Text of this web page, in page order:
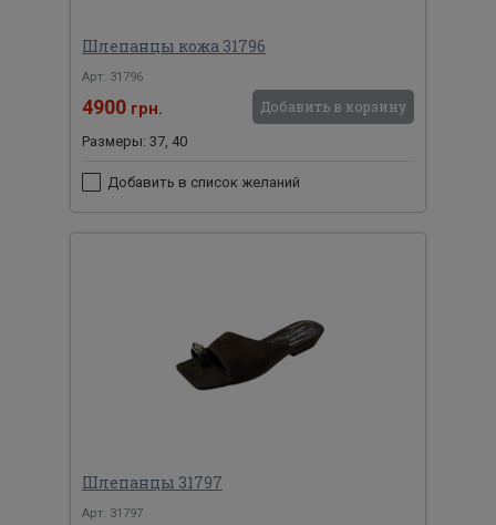
Шлепанцы кожа 31796
Арт: 31796
4900 грн. Добавить в корзину
Размеры: 37, 40
Добавить в список желаний
Шлепанцы 31797
Арт: 31797